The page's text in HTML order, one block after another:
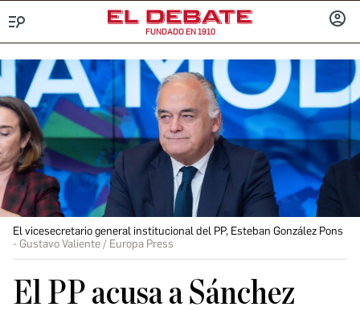
FUNDADO EN 1910
El vicesecretario general institucional del PP, Esteban González Pons
Gustavo Valiente / Europa Press
El PP acusa a Sánchez